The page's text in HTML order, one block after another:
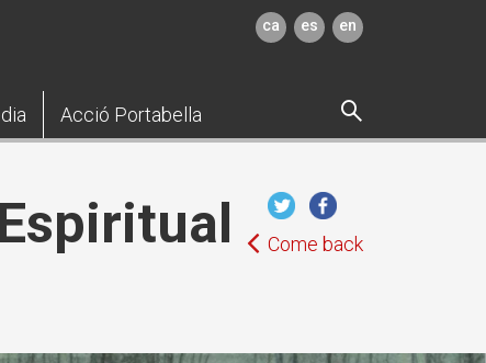
ca es en
Acció Portabella
Come back